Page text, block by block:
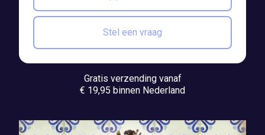
Stel een vraag
Gratis verzending vanaf
€ 19,95 binnen Nederland